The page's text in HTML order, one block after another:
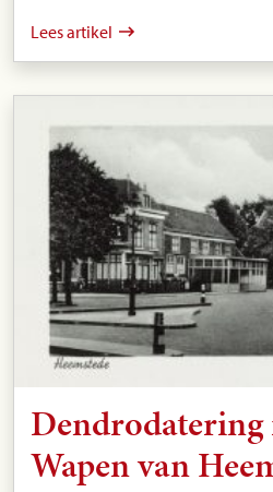
Lees artikel
Dendrodatering
Wapen van